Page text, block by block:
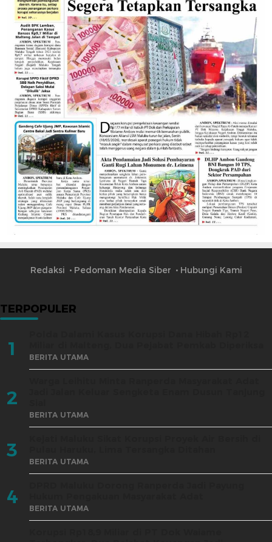
Redaksi Pedoman Media Siber Hubungi Kami
TERPOPULER
1 BERITA UTAMA
2
BERITA UTAMA
3 BERITA UTAMA
4 BERITA UTAMA